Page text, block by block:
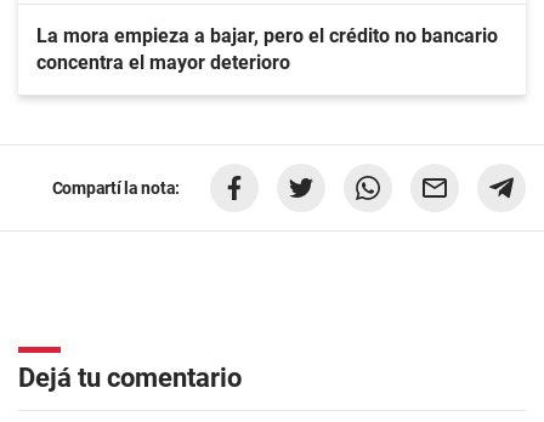
La mora empieza a bajar, pero el crédito no bancario
concentra el mayor deterioro
Compartí la nota:
Dejá tu comentario